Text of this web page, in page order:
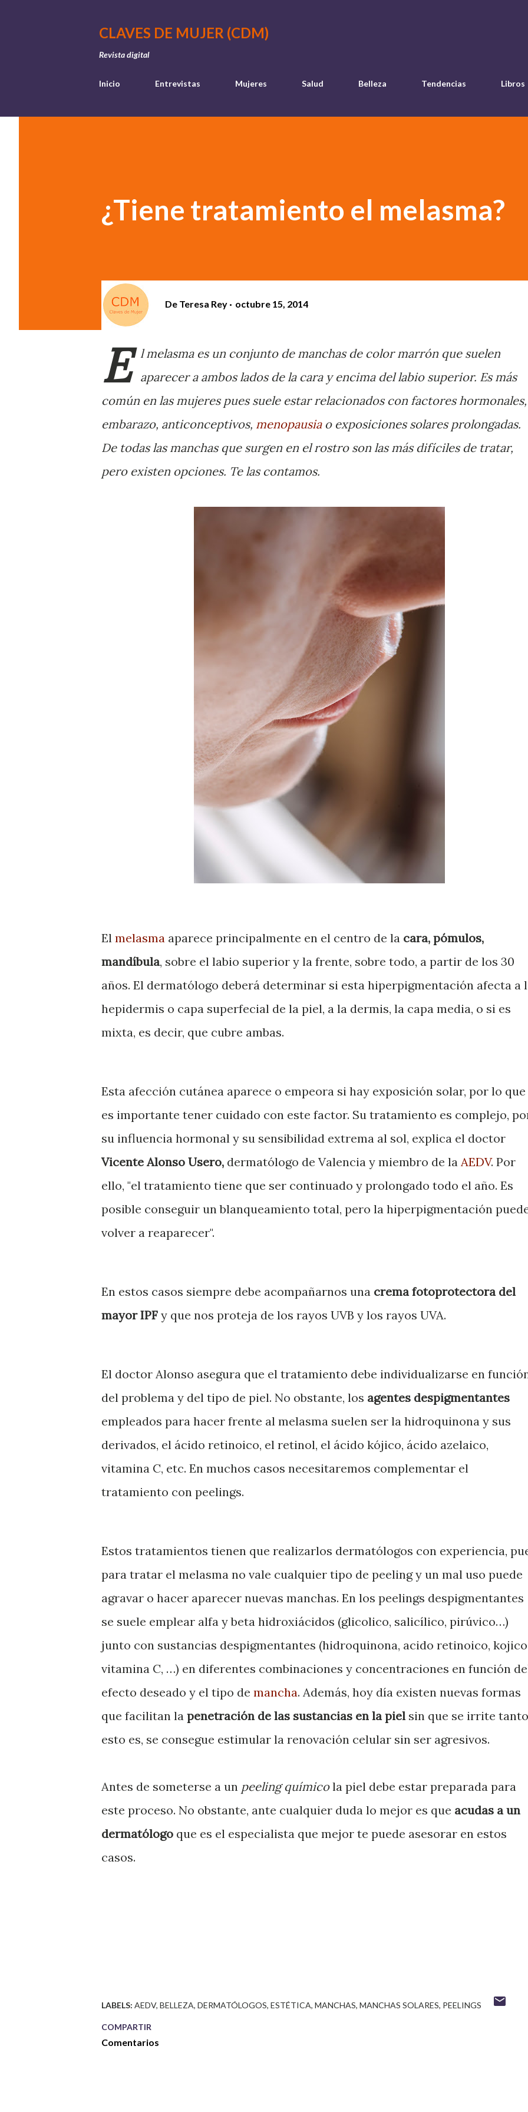
CLAVES DE MUJER (CDM)
Revista digital
Inicio Entrevistas Mujeres Salud Belleza Tendencias Libros
¿Tiene tratamiento el melasma?
De Teresa Rey octubre 15, 2014
E
l melasma es un conjunto de manchas de color marrón que suelen
aparecer a ambos lados de la cara y encima del labio superior. Es más
común en las mujeres pues suele estar relacionados con factores hormonales,
embarazo, anticonceptivos, menopausiao exposiciones solares prolongadas.
De todas las manchas que surgen en el rostro son las más difíciles de tratar,
pero existen opciones. Te las contamos.
El melasma aparece principalmente en el centro de la cara, pómulos,
mandíbula, sobre el labio superior y la frente, sobre todo, a partir de los 30
años. El dermatólogo deberá determinar si esta hiperpigmentación afecta a
hepidermis o capa superfecial de la piel, a la dermis, la capa media, o si es
mixta, es decir, que cubre ambas.
Esta afección cutánea aparece o empeora si hay exposición solar, por lo que
es importante tener cuidado con este factor. Su tratamiento es complejo,
su influencia hormonal y su sensibilidad extrema al sol, explica el doctor
Vicente Alonso Usero, dermatólogo de Valencia y miembro de la AEDV. Por
ello, "el tratamiento tiene que ser continuado y prolongado todo el año. Es
posible conseguir un blanqueamiento total, pero la hiperpigmentación
volver a reaparecer".
En estos casos siempre debe acompañarnos una crema fotoprotectora del
mayor IPF y que nos proteja de los rayos UVB y los rayos UVA.
El doctor Alonso asegura que el tratamiento debe individualizarse en
del problema y del tipo de piel. No obstante, los agentes despigmentantes
empleados para hacer frente al melasma suelen ser la hidroquinona y sus
derivados, el ácido retinoico, el retinol, el ácido kójico, ácido azelaico,
vitamina C, etc. En muchos casos necesitaremos complementar el
tratamiento con peelings.
Estos tratamientos tienen que realizarlos dermatólogos con experiencia,
para tratar el melasma no vale cualquier tipo de peeling y un mal uso puede
agravar o hacer aparecer nuevas manchas. En los peelings despigmentantes
se suele emplear alfa y beta hidroxiácidos (glicolico, salicílico, pirúvico…)
junto con sustancias despigmentantes (hidroquinona, acido retinoico,
vitamina C, …) en diferentes combinaciones y concentraciones en función
efecto deseado y el tipo de mancha. Además, hoy día existen nuevas formas
que facilitan la penetración de las sustancias en la piel sin que se irrite
esto es, se consegue estimular la renovación celular sin ser agresivos.
Antes de someterse a un peeling químicola piel debe estar preparada para
este proceso. No obstante, ante cualquier duda lo mejor es que acudas a un
dermatólogo que es el especialista que mejor te puede asesorar en estos
casos.
LABELS: AEDV BELLEZA DERMATÓLOGOS ESTÉTICA MANCHAS MANCHAS SOLARES PEELINGS
COMPARTIR
Comentarios